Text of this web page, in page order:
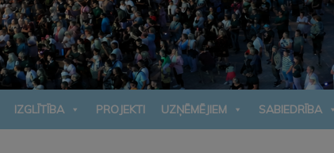
IZGLĪTĪBA PROJEKTI UZŅĒMĒJIEM SABIEDRĪBA